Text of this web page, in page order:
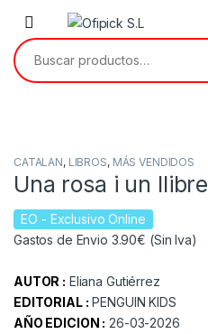
Skip to navigation
Skip to content
Buscar por:
CATALAN, LIBROS, MÁS VENDIDOS
Una rosa i un llibre
EO - Exclusivo Online
Gastos de Envio 3.90€ (Sin Iva)
AUTOR : Eliana Gutiérrez
EDITORIAL : PENGUIN KIDS
AÑO EDICION : 26-03-2026